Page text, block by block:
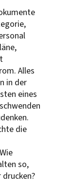
Alles
in der
eines
die
so,